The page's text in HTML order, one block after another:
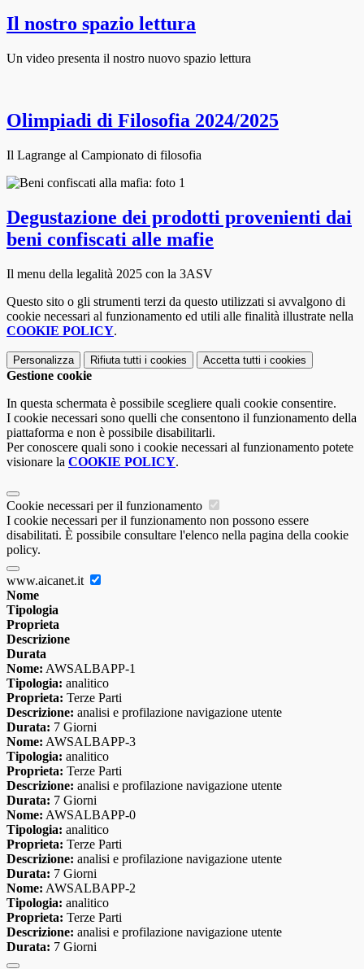
Il nostro spazio lettura
Un video presenta il nostro nuovo spazio lettura
Olimpiadi di Filosofia 2024/2025
Il Lagrange al Campionato di filosofia
Degustazione dei prodotti provenienti dai
beni confiscati alle mafie
Il menu della legalità 2025 con la 3ASV
Questo sito o gli strumenti terzi da questo utilizzati si avvalgono di
cookie necessari al funzionamento ed utili alle finalità illustrate nella
COOKIE POLICY.
Personalizza Rifiuta tutti i cookies Accetta tutti i cookies
Gestione cookie
In questa schermata è possibile scegliere quali cookie consentire.
I cookie necessari sono quelli che consentono il funzionamento della
piattaforma e non è possibile disabilitarli.
Per conoscere quali sono i cookie necessari al funzionamento potete
visionare la COOKIE POLICY.
Cookie necessari per il funzionamento
I cookie necessari per il funzionamento non possono essere
disabilitati. È possibile consultare l'elenco nella pagina della cookie
policy.
www.aicanet.it
Nome
Tipologia
Proprieta
Descrizione
Durata
Nome: AWSALBAPP-1
Tipologia: analitico
Proprieta: Terze Parti
Descrizione: analisi e profilazione navigazione utente
Durata: 7 Giorni
Nome: AWSALBAPP-3
Tipologia: analitico
Proprieta: Terze Parti
Descrizione: analisi e profilazione navigazione utente
Durata: 7 Giorni
Nome: AWSALBAPP-0
Tipologia: analitico
Proprieta: Terze Parti
Descrizione: analisi e profilazione navigazione utente
Durata: 7 Giorni
Nome: AWSALBAPP-2
Tipologia: analitico
Proprieta: Terze Parti
Descrizione: analisi e profilazione navigazione utente
Durata: 7 Giorni